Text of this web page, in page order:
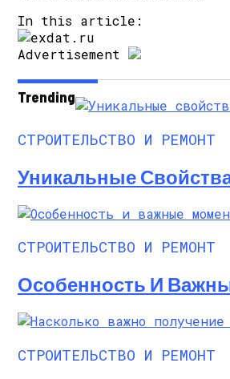
In this article:
Advertisement
Trending
СТРОИТЕЛЬСТВО И РЕМОНТ
Уникальные
СТРОИТЕЛЬСТВО И РЕМОНТ
Особенность И
СТРОИТЕЛЬСТВО И РЕМОНТ